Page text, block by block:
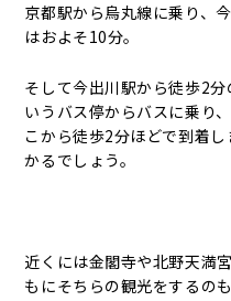
京都駅から烏丸線に乗り、
はおよそ10分。
そして今出川駅から徒歩2
いうバス停からバスに乗り
こから徒歩2分ほどで到着
かるでしょう。
近くには金閣寺や北野天満
もにそちらの観光をするの